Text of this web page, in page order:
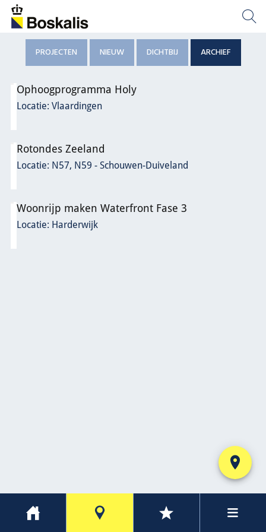
PROJECTEN NIEUW DICHTBIJ ARCHIEF
Ophoogprogramma Holy
Locatie: Vlaardingen
Rotondes Zeeland
Locatie: N57, N59 - Schouwen-Duiveland
Woonrijp maken Waterfront Fase 3
Locatie: Harderwijk